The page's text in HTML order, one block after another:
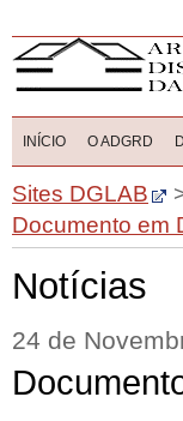
INÍCIO O ADGRD
Sites DGLAB
Documento em
Notícias
24 de